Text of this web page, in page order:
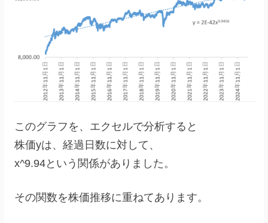
このグラフを、エクセルで分析すると
株価yは、経過日数に対して、
x^9.94という関係がありました。
その関数を株価推移に重ねてあります。